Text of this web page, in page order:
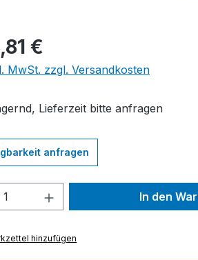
€
MwSt. zzgl. Versandkosten
Lieferzeit bitte anfragen
anfragen
Anzahl: Gib denIn den
hinzufügen